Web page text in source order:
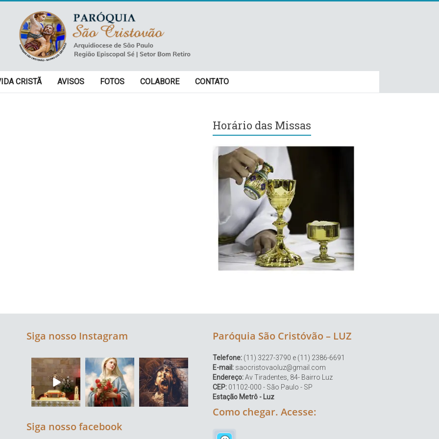
CRISTÃ AVISOS FOTOS COLABORE CONTATO
Horário das Missas
Siga nosso Instagram
Siga nosso facebook
Paróquia São Cristóvão – LUZ
Telefone: (11) 3227-3790 e (11) 2386-6691
E-mail: saocristovaoluz@gmail.com
Endereço:Av Tiradentes, 84- Bairro Luz
CEP: 01102-000 - São Paulo - SP
Estação Metrô - Luz
Como chegar. Acesse: